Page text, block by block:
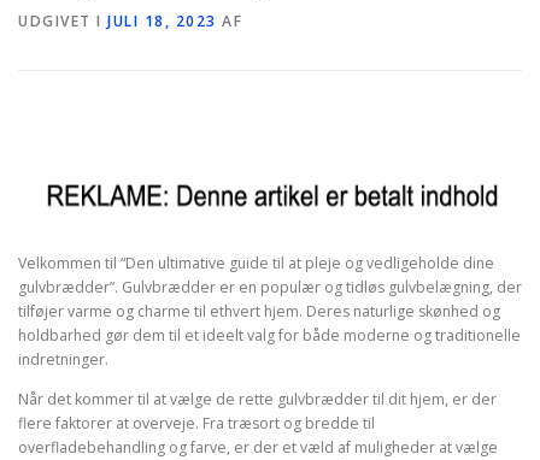
UDGIVET I JULI 18, 2023 AF
Velkommen til “Den ultimative guide til at pleje og vedligeholde dine
gulvbrædder”. Gulvbrædder er en populær og tidløs gulvbelægning, der
tilføjer varme og charme til ethvert hjem. Deres naturlige skønhed og
holdbarhed gør dem til et ideelt valg for både moderne og traditionelle
indretninger.
Når det kommer til at vælge de rette gulvbrædder til dit hjem, er der
flere faktorer at overveje. Fra træsort og bredde til
overfladebehandling og farve, er der et væld af muligheder at vælge